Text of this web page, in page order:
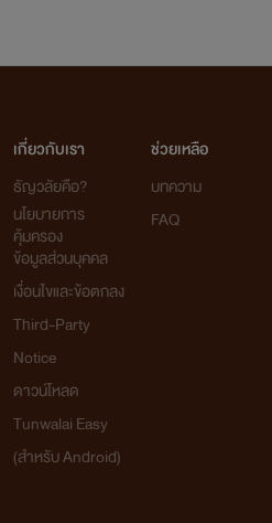
เกี่ยวกับเรา
ธัญวลัยคือ?
นโยบายการ
คุ้มครอง
ข้อมูลส่วนบุคคล
เงื่อนไขและข้อตกลง
Third-Party
Notice
ดาวน์โหลด
Tunwalai Easy
(สำหรับ Android)
ช่วยเหลือ
บทความ
FAQ